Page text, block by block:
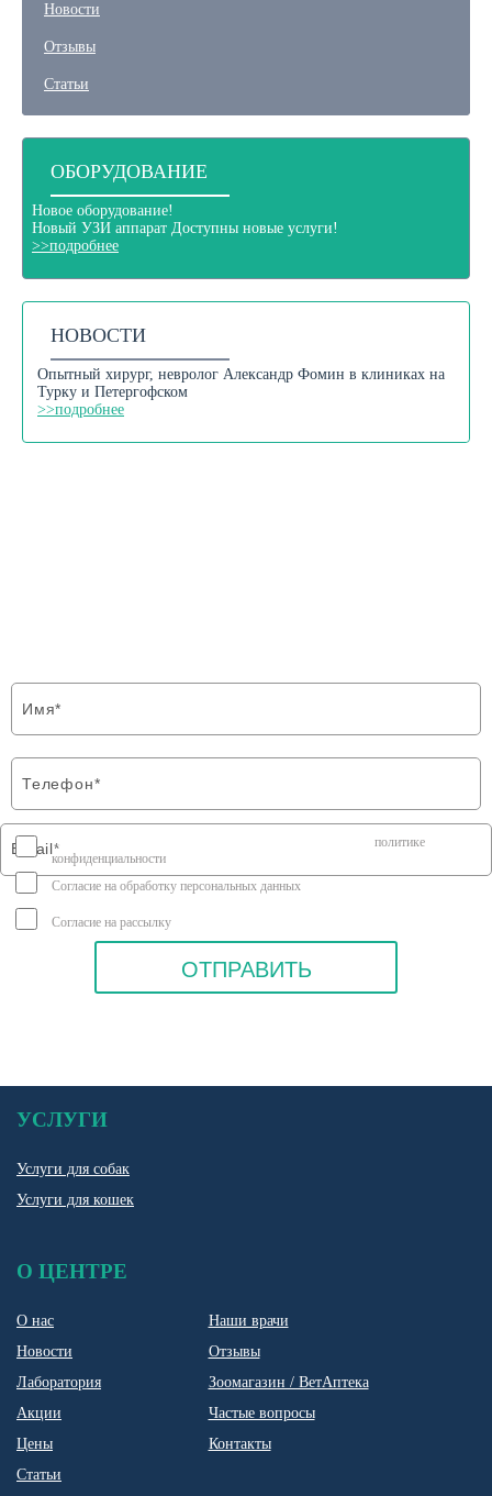
Новости
Отзывы
Статьи
ОБОРУДОВАНИЕ
Новое оборудование!
Новый УЗИ аппарат Доступны новые услуги!
>>подробнее
НОВОСТИ
Опытный хирург, невролог Александр Фомин в клиниках на
Турку и Петергофском
>>подробнее
Я соглашаюсь на передачу персональных данных согласно политике
конфиденциальности
Согласие на обработку персональных данных
Согласие на рассылку
УСЛУГИ
Услуги для собак
Услуги для кошек
О ЦЕНТРЕ
О нас
Новости
Лаборатория
Акции
Цены
Статьи
Наши врачи
Отзывы
Зоомагазин / ВетАптека
Частые вопросы
Контакты